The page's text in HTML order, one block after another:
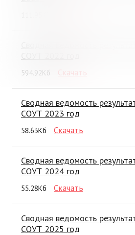
594.92Кб Скачать
Сводная ведомость
СОУТ 2023 год
58.63Кб Скачать
Сводная ведомость
СОУТ 2024 год
55.28Кб Скачать
Сводная ведомость
СОУТ 2025 год